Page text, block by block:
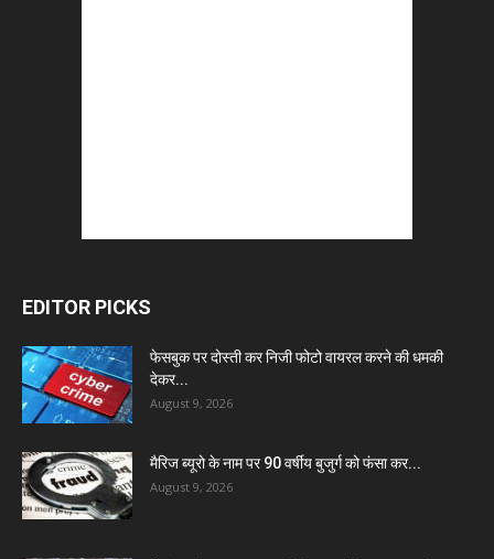
EDITOR PICKS
फेसबुक पर दोस्ती कर निजी फोटो वायरल करने की धमकी
देकर...
August 9, 2026
मैरिज ब्यूरो के नाम पर 90 वर्षीय बुजुर्ग को फंसा कर...
August 9, 2026